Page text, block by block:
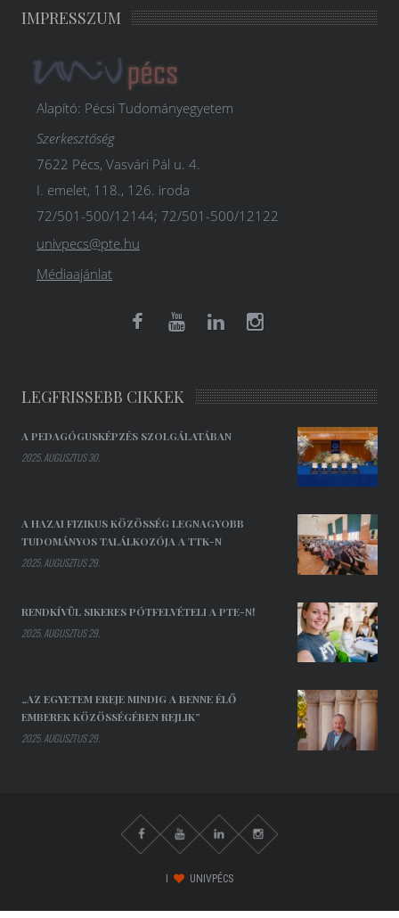
IMPRESSZUM
Alapító: Pécsi Tudományegyetem
Szerkesztőség
7622 Pécs, Vasvári Pál u. 4.
I. emelet, 118., 126. iroda
72/501-500/12144; 72/501-500/12122
univpecs@pte.hu
Médiaajánlat
LEGFRISSEBB CIKKEK
A PEDAGÓGUSKÉPZÉS SZOLGÁLATÁBAN
2025. AUGUSZTUS 30.
A HAZAI FIZIKUS KÖZÖSSÉG LEGNAGYOBB
TUDOMÁNYOS TALÁLKOZÓJA A TTK-N
2025. AUGUSZTUS 29.
RENDKÍVÜL SIKERES PÓTFELVÉTELI A PTE-N!
2025. AUGUSZTUS 29.
„AZ EGYETEM EREJE MINDIG A BENNE ÉLŐ
EMBEREK KÖZÖSSÉGÉBEN REJLIK”
2025. AUGUSZTUS 29.
I UNIVPÉCS